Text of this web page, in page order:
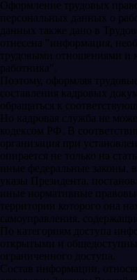
Оформление трудовых
персональных данных о
данных также дано в
отнесена "информация,
трудовыми отношениями и
работника".
Поэтому, оформляя
составления кадровых
обращаться к
Но кадровая служба не
кодексом РФ. В
организация при
опирается не только на
иные федеральные законы,
указы Президента,
иные нормативные
территории которого она
самоуправления,
По категориям доступа
открытыми и
ограниченного доступа.
Состав информации,